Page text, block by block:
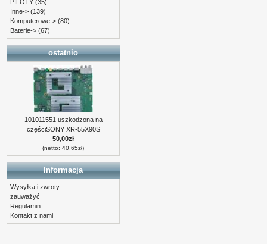
PILOTY (35)
Inne-> (139)
Komputerowe-> (80)
Baterie-> (67)
ostatnio
101011551 uszkodzona na
częściSONY XR-55X90S
50,00zł
(netto: 40,65zł)
Informacja
Wysyłka i zwroty
zauważyć
Regulamin
Kontakt z nami